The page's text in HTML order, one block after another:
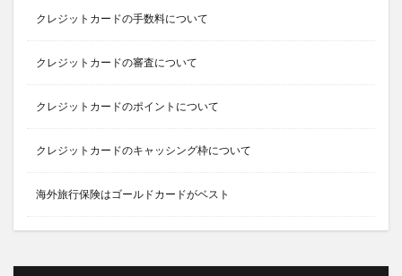
クレジットカードの手数料について
クレジットカードの審査について
クレジットカードのポイントについて
クレジットカードのキャッシング枠について
海外旅行保険はゴールドカードがベスト